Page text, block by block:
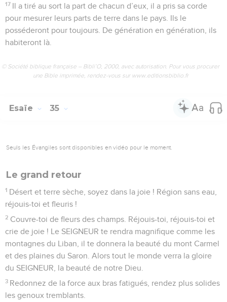
17 Il a tiré au sort la part de chacun d’eux, il a pris sa corde
pour mesurer leurs parts de terre dans le pays. Ils le
posséderont pour toujours. De génération en génération, ils
habiteront là.
© Société biblique française – Bibli’O, 2000, avec autorisation. Pour vous procurer
une Bible imprimée, rendez-vous sur www.editionsbiblio.fr
Esaïe 35
Seuls les Évangiles sont disponibles en vidéo pour le moment.
Le grand retour
1 Désert et terre sèche, soyez dans la joie ! Région sans eau,
réjouis-toi et fleuris !
2 Couvre-toi de fleurs des champs. Réjouis-toi, réjouis-toi et
crie de joie ! Le SEIGNEUR te rendra magnifique comme les
montagnes du Liban, il te donnera la beauté du mont Carmel
et des plaines du Saron. Alors tout le monde verra la gloire
du SEIGNEUR, la beauté de notre Dieu.
3 Redonnez de la force aux bras fatigués, rendez plus solides
les genoux tremblants.